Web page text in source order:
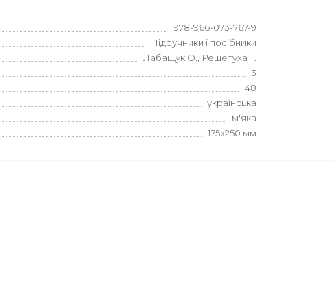
978-966-073-767-9
Підручники і посібники
Лабащук О., Решетуха Т.
3
48
українська
м'яка
175х250 мм